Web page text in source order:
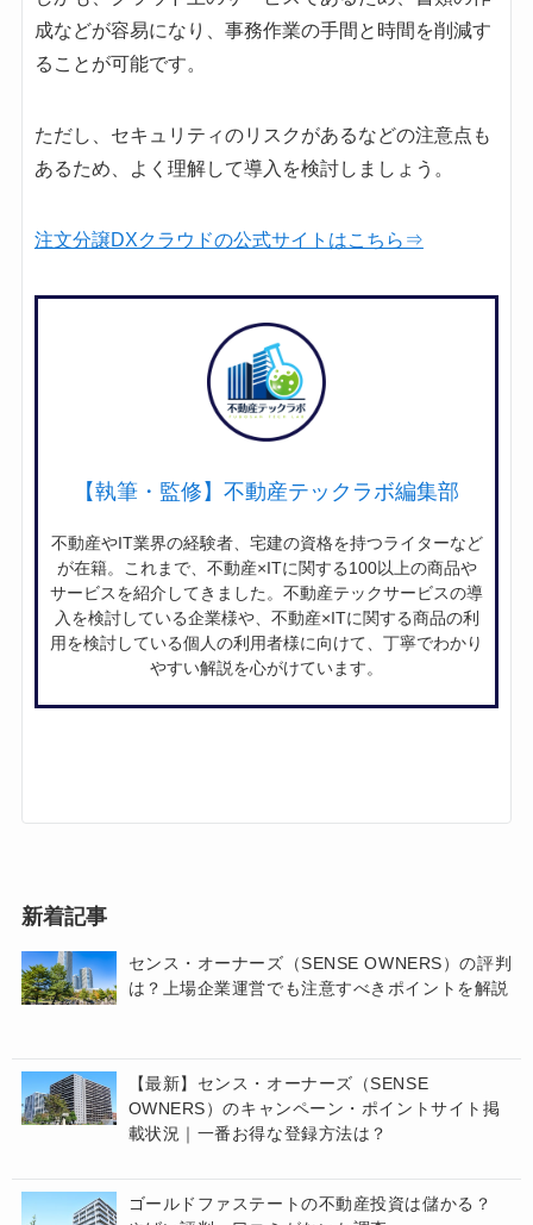
成などが容易になり、事務作業の手間と時間を削減す
ることが可能です。
ただし、セキュリティのリスクがあるなどの注意点も
あるため、よく理解して導入を検討しましょう。
注文分譲DXクラウドの公式サイトはこちら⇒
【執筆・監修】不動産テックラボ編集部
不動産やIT業界の経験者、宅建の資格を持つライターなど
が在籍。これまで、不動産×ITに関する100以上の商品や
サービスを紹介してきました。不動産テックサービスの導
入を検討している企業様や、不動産×ITに関する商品の利
用を検討している個人の利用者様に向けて、丁寧でわかり
やすい解説を心がけています。
新着記事
センス・オーナーズ（SENSE OWNERS）の評判
は？上場企業運営でも注意すべきポイントを解説
【最新】センス・オーナーズ（SENSE
OWNERS）のキャンペーン・ポイントサイト掲
載状況｜一番お得な登録方法は？
ゴールドファステートの不動産投資は儲かる？